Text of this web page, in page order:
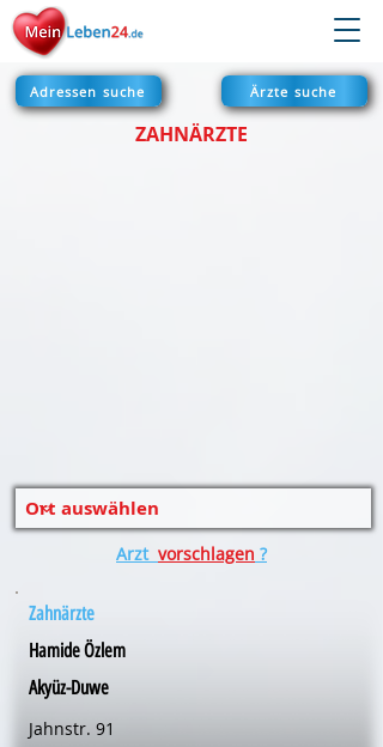
Adressen suche Ärzte suche
ZAHNÄRZTE
Arzt vorschlagen ?
Zahnärzte
Hamide Özlem
Akyüz-Duwe
Jahnstr. 91